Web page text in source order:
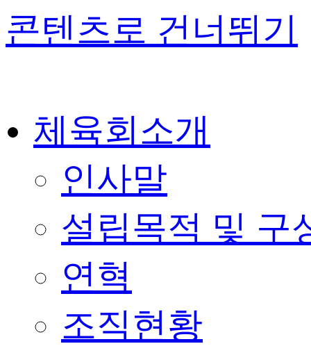
콘텐츠로 건너뛰기
체육회소개
인사말
설립목적 및 구
연혁
조직현황